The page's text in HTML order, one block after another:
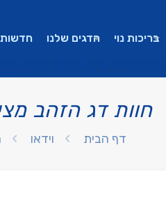
בריכות נוי הדגים שלנו חדשות
חוות דג הזהב
דף הבית וידאו